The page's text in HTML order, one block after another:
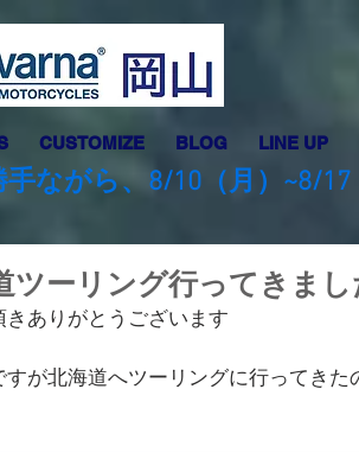
CUSTOMIZE BLOG LINE UP
手ながら、8/10（月）~8/
ツーリング行ってきま
きありがとうございます
すが北海道へツーリングに行ってき